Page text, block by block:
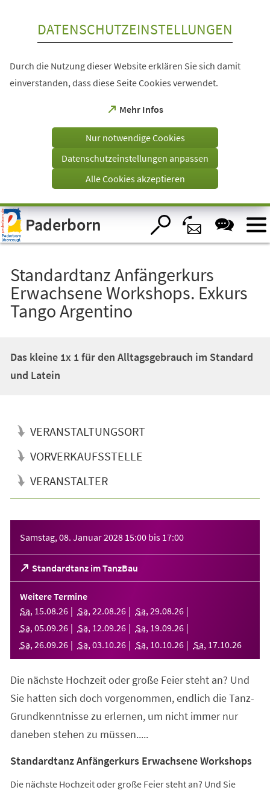
Visuelle
Assistenzsoftware
öffnen.
DATENSCHUTZEINSTELLUNGEN
Durch die Nutzung dieser Website erklären Sie sich damit
einverstanden, dass diese Seite Cookies verwendet.
Mehr Infos
(Öffnet
einem
Tab)
Nur notwendige Cookies
Datenschutzeinstellungen anpassen
Alle Cookies akzeptieren
Paderborn
Standardtanz Anfängerkurs
Erwachsene Workshops. Exkurs
Tango Argentino
Das kleine 1x 1 für den Alltagsgebrauch im Standard
und Latein
VERANSTALTUNGSORT
VORVERKAUFSSTELLE
VERANSTALTER
Samstag, 08. Januar 2028 15:00 bis 17:00
Standardtanz im TanzBau
(Öffnet
in
einem
neuen
Tab)
Weitere Termine
Sa, 15.08.26 Sa, 22.08.26 Sa, 29.08.26
Sa, 05.09.26 Sa, 12.09.26 Sa, 19.09.26
Sa, 26.09.26 Sa, 03.10.26 Sa, 10.10.26 Sa, 17.10.26
Die nächste Hochzeit oder große Feier steht an? Und
Sie hatten sich doch vorgenommen, endlich die Tanz-
Grundkenntnisse zu erlernen, um nicht immer nur
daneben stehen zu müssen.....
Standardtanz Anfängerkurs Erwachsene Workshops
Die nächste Hochzeit oder große Feier steht an? Und Sie